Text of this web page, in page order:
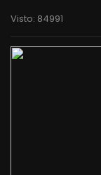
Visto: 84991